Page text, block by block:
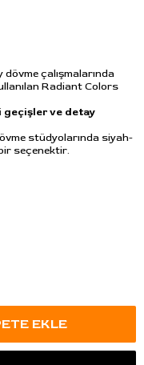
dövme çalışmalarında
Radiant Colors
geçişler ve detay
stüdyolarında siyah-
seçenektir.